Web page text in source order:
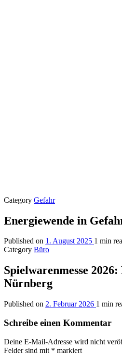
Category Gefahr
Energiewende in
Published on 1. August 2025 1 min
Category Büro
Spielwarenmesse
Nürnberg
Published on 2. Februar 2026 1 min
Schreibe einen Kommentar
Deine E-Mail-Adresse wird nicht
Felder sind mit * markiert